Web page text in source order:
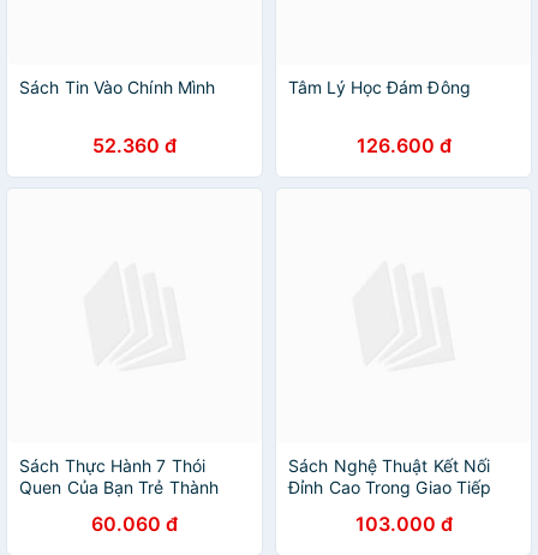
Sách Tin Vào Chính Mình
52.360 đ
Tâm Lý Học Đám Đông
126.600 đ
Sách Thực Hành 7 Thói
Quen Của Bạn Trẻ Thành
60.060 đ
Sách Nghệ Thuật Kết Nối
Đỉnh Cao Trong Giao Tiếp
103.000 đ